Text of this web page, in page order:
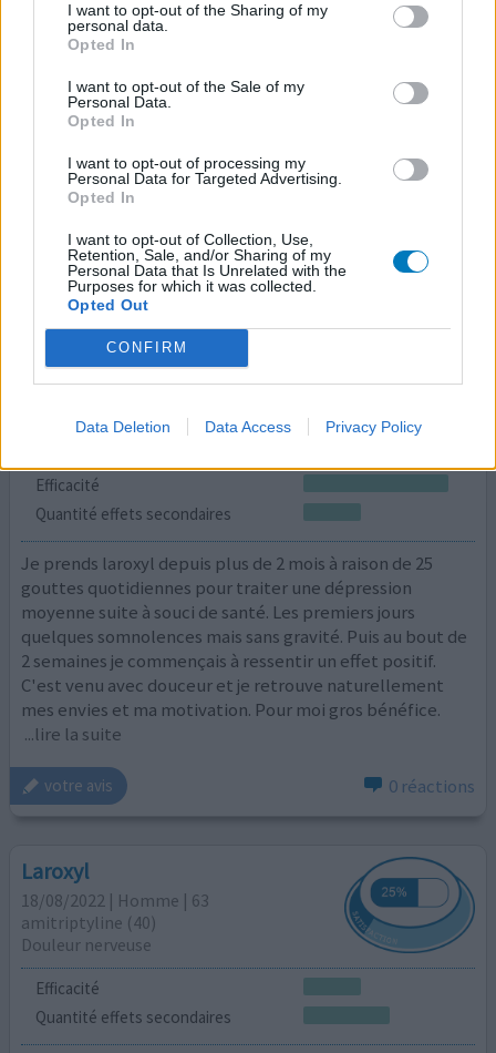
I want to opt-out of the Sharing of my
personal data.
Opted In
I want to opt-out of the Sale of my
Personal Data.
Opted In
I want to opt-out of processing my
Personal Data for Targeted Advertising.
Opted In
I want to opt-out of Collection, Use,
Retention, Sale, and/or Sharing of my
Personal Data that Is Unrelated with the
Purposes for which it was collected.
Opted Out
CONFIRM
Data Deletion Data Access Privacy Policy
21/10/2022 | Femme | 43
amitriptyline (25mg)
Douleur nerveuse
Efficacité
Quantité effets secondaires
Je commence ce traitement et le goût et juste ignoble !
En gouttes sans eau la langue reste endormie et se goût
amer ….. j’espère qu’il sera bénéfique à mes douleurs .
votre avis
Laroxyl
amitriptyline (25mg)
Efficacité
Quantité effets secondaires
Je prends laroxyl depuis plus de 2 mois à raison de 25
gouttes quotidiennes pour traiter une dépression
moyenne suite à souci de santé. Les premiers jours
quelques somnolences mais sans gravité. Puis au bout de
2 semaines je commençais à ressentir un effet positif.
C'est venu avec douceur et je retrouve naturellement
mes envies et ma motivation. Pour moi gros bénéfice.
...lire la suite
votre avis 0 réactions
Laroxyl
18/08/2022 | Homme | 63
amitriptyline (40)
Douleur nerveuse
Efficacité
Quantité effets secondaires